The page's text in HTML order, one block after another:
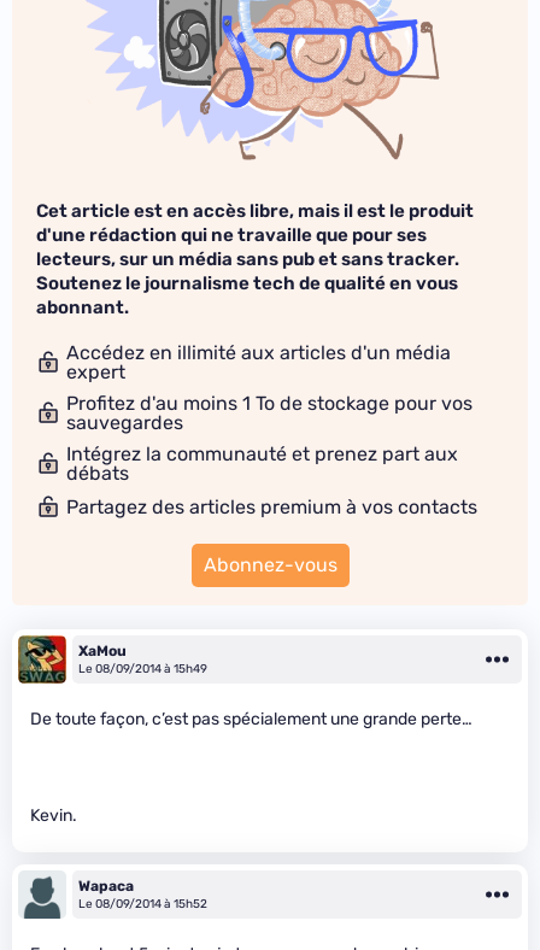
Cet article est en accès libre, mais il est le produit
d'une rédaction qui ne travaille que pour ses
lecteurs, sur un média sans pub et sans tracker.
Soutenez le journalisme tech de qualité en vous
abonnant.
Accédez en illimité aux articles d'un média
expert
Profitez d'au moins 1 To de stockage pour vos
sauvegardes
Intégrez la communauté et prenez part aux
débats
Partagez des articles premium à vos contacts
Abonnez-vous
XaMou
Le 08/09/2014 à 15h49
De toute façon, c’est pas spécialement une grande perte…
Kevin.
Wapaca
Le 08/09/2014 à 15h52